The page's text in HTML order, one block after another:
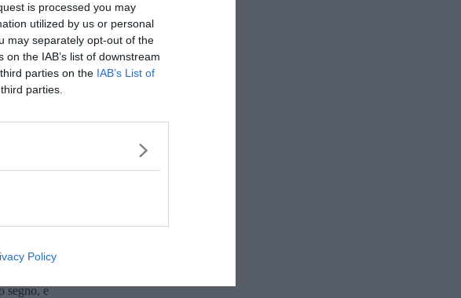
is processed you may
utilized by us or personal
may separately opt-out of the
the IAB’s list of downstream
parties on the IAB’s List of
parties.
Policy
che hai
giusto
aver passato
di
del
di
Anche il
méte, cogli
possibilitá si
meglio
delle
la
o
anche alla
segno, e